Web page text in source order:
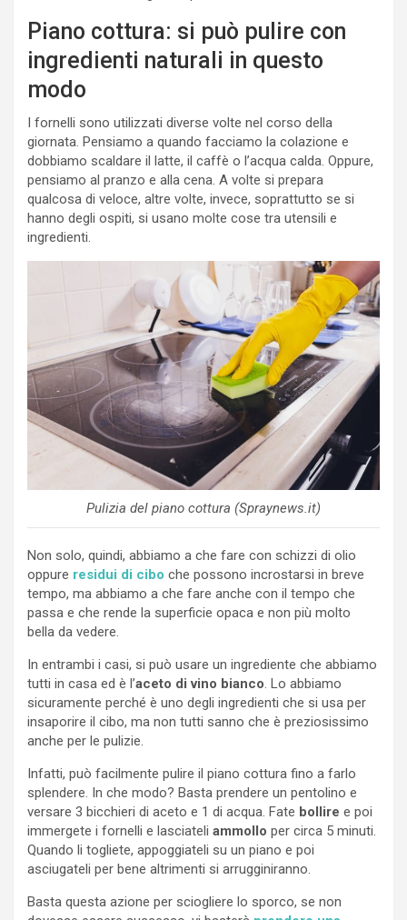
Piano cottura: si può pulire con
ingredienti naturali in questo
modo
I fornelli sono utilizzati diverse volte nel corso della
giornata. Pensiamo a quando facciamo la colazione e
dobbiamo scaldare il latte, il caffè o l’acqua calda. Oppure,
pensiamo al pranzo e alla cena. A volte si prepara
qualcosa di veloce, altre volte, invece, soprattutto se si
hanno degli ospiti, si usano molte cose tra utensili e
ingredienti.
Pulizia del piano cottura (Spraynews.it)
Non solo, quindi, abbiamo a che fare con schizzi di olio
oppure residui di cibo che possono incrostarsi in breve
tempo, ma abbiamo a che fare anche con il tempo che
passa e che rende la superficie opaca e non più molto
bella da vedere.
In entrambi i casi, si può usare un ingrediente che abbiamo
tutti in casa ed è l’aceto di vino bianco. Lo abbiamo
sicuramente perché è uno degli ingredienti che si usa per
insaporire il cibo, ma non tutti sanno che è preziosissimo
anche per le pulizie.
Infatti, può facilmente pulire il piano cottura fino a farlo
splendere. In che modo? Basta prendere un pentolino e
versare 3 bicchieri di aceto e 1 di acqua. Fate bollire e poi
immergete i fornelli e lasciateli ammollo per circa 5 minuti.
Quando li togliete, appoggiateli su un piano e poi
asciugateli per bene altrimenti si arrugginiranno.
Basta questa azione per sciogliere lo sporco, se non